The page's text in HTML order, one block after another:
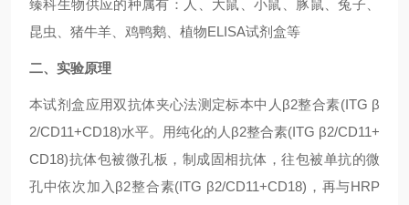
臻科生物供应的种属有：人、大鼠、小鼠、豚鼠、兔子、
昆虫、猪牛羊、鸡鸭鹅、植物ELISA试剂盒等
二、实验原理
本试剂盒应用双抗体夹心法测定标本中人β2整合素(ITG β
2/CD11+CD18)水平。用纯化的人β2整合素(ITG β2/CD11+
CD18)抗体包被微孔板，制成固相抗体，往包被单抗的微
孔中依次加入β2整合素(ITG β2/CD11+CD18)，再与HRP